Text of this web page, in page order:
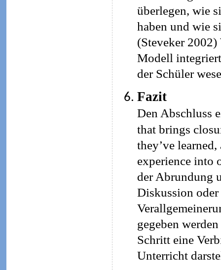
überlegen, wie
haben und wie
(Steveker 2002)
Modell
der Schüler
Fazit
Den Abschluss
that brings
they’ve
experience into
der Abrundung
Diskussion
gegeben
Schritt eine
Unterricht